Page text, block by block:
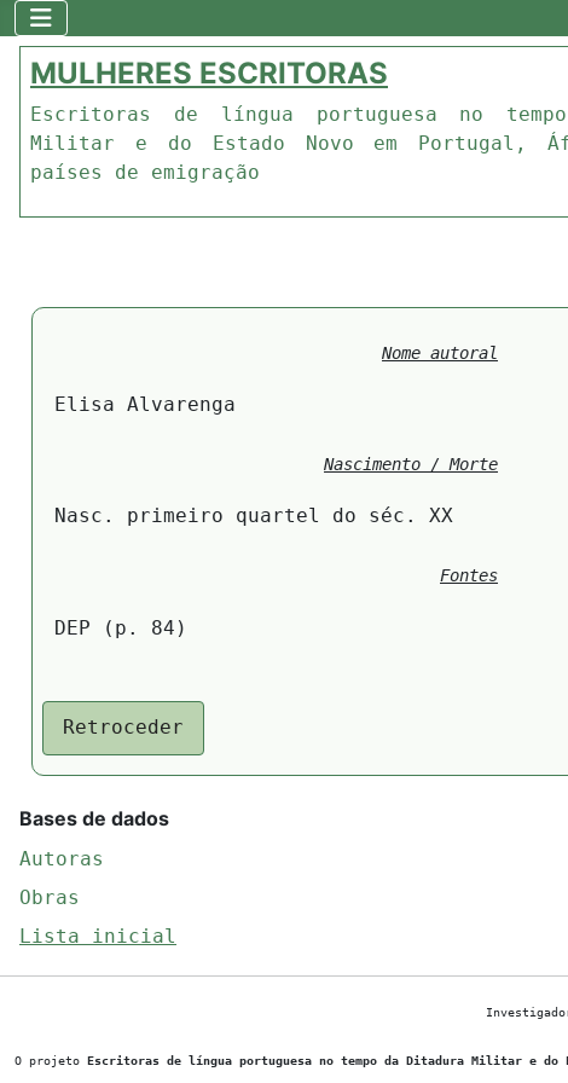
MULHERES ESCRITORAS
Escritoras de língua portuguesa no
Militar e do Estado Novo em Portugal,
países de emigração
Nome autoral
Elisa Alvarenga
Nascimento / Morte
Nasc. primeiro quartel do séc. XX
Fontes
DEP (p. 84)
Retroceder
Bases de dados
Autoras
Obras
Lista inicial
O projeto Escritoras de língua portuguesa no tempo da Ditadura Militar e do